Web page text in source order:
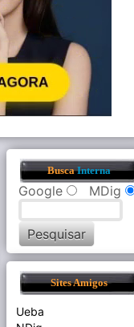
BuscaInterna
Google MDig
Sites Amigos
Ueba